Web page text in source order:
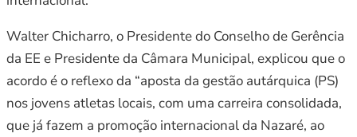
Walter Chicharro, o Presidente do Conselho de Gerência
da EE e Presidente da Câmara Municipal, explicou que o
acordo é o reflexo da “aposta da gestão autárquica (PS)
nos jovens atletas locais, com uma carreira consolidada,
que já fazem a promoção internacional da Nazaré, ao